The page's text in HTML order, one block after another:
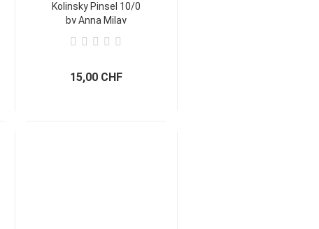
Kolinsky Pinsel 10/0
by Anna Milay
15,00 CHF